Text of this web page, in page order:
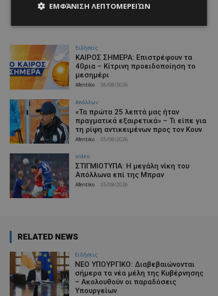
Ειδήσεις
ΚΑΙΡΟΣ ΣΗΜΕΡΑ: Επιστρέφουν τα
40ρια – Κίτρινη προειδοποίηση το
μεσημέρι
Afentiko 06/08/2026
Απόλλων
«Τα πρώτα 25 λεπτά μας ήταν
πραγματικά εξαιρετικά» – Τι είπε για
τη ρίψη αντικειμένων προς τον Κουν
Afentiko 05/08/2026
video
ΣΤΙΓΜΙΟΤΥΠΑ: Η μεγάλη νίκη του
Απόλλωνα επί της Μπραν
Afentiko 05/08/2026
RELATED NEWS
Ειδήσεις
ΝΕΟ ΥΠΟΥΡΓΙΚΟ: Διαβεβαιώνονται
σήμερα τα νέα μέλη της Κυβέρνησης
– Ακολουθούν οι παραδόσεις
Υπουργείων
ΕΜΦΆΝΙΣΗ ΛΕΠΤΟΜΕΡΕΙΏΝ